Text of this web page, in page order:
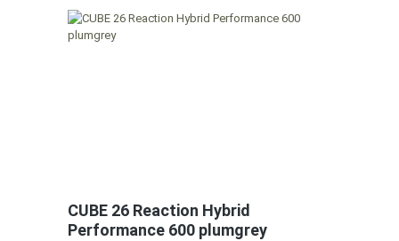
CUBE 26 Reaction Hybrid
Performance 600 plumgrey